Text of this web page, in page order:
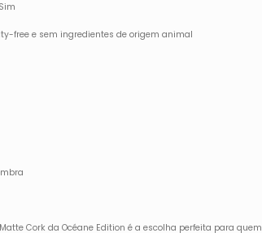
free e sem ingredientes de origem animal
Cork da Océane Edition é a escolha perfeita para quem